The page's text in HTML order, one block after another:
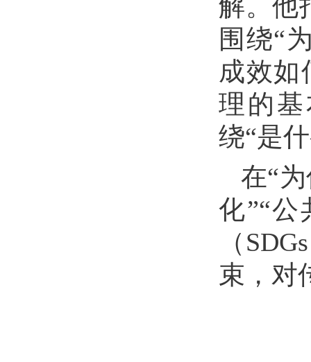
解。他
围绕“
成效如
理的
绕“是
在“
化”“
（
束，对